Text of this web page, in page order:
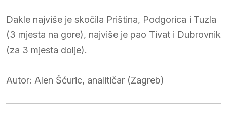
Dakle najviše je skočila Priština, Podgorica i Tuzla
(3 mjesta na gore), najviše je pao Tivat i Dubrovnik
(za 3 mjesta dolje).
Autor: Alen Šćuric, analitičar (Zagreb)